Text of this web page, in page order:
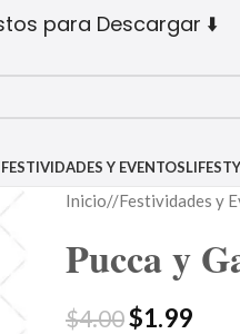
para Descargar ⬇️
FESTIVIDADES Y EVENTOS
Inicio/ Festividades y
Pucca y
$4.00$1.99